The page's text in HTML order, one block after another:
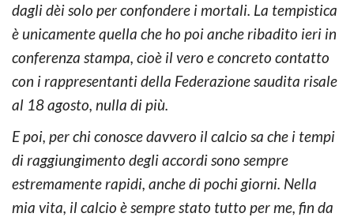
dagli dèi solo per confondere i mortali. La tempistica
è unicamente quella che ho poi anche ribadito ieri in
conferenza stampa, cioè il vero e concreto contatto
con i rappresentanti della Federazione saudita risale
al 18 agosto, nulla di più.
E poi, per chi conosce davvero il calcio sa che i tempi
di raggiungimento degli accordi sono sempre
estremamente rapidi, anche di pochi giorni. Nella
mia vita, il calcio è sempre stato tutto per me, fin da